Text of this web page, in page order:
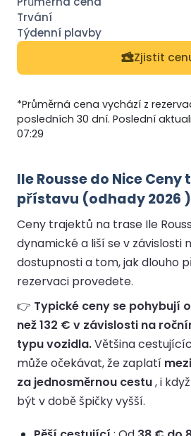
Zjistit
*Průměrná cena vychází z
posledních 30 dní. Poslední
07:29
Ile Rousse do Nice Ceny
přístavu (odhady 2026 )
Ceny trajektů na trase Ile
dynamické a liší se v závislosti
dostupnosti a tom, jak dlouho
rezervaci provedete.
👉 Typické ceny se pohybují
než 132 € v závislosti na
typu vozidla.Většina
může očekávat, že zaplatí
za jednosměrnou cestu, i
být v době špičky vyšší.